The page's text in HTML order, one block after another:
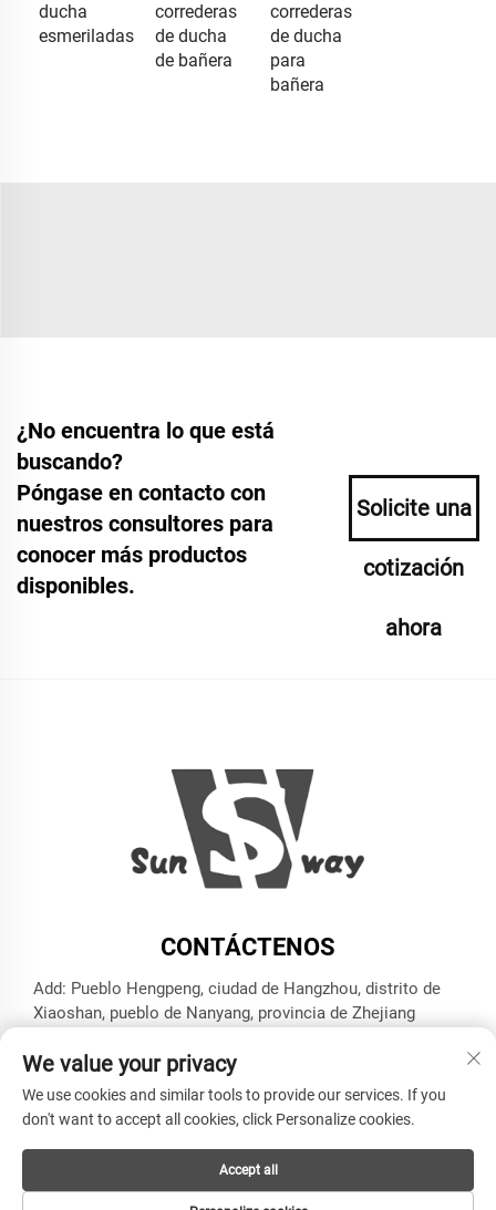
ducha
esmeriladas
correderas
de ducha
de bañera
correderas
de ducha
para
bañera
¿No encuentra lo que está
buscando?
Póngase en contacto con
nuestros consultores para
conocer más productos
disponibles.
Solicite una
cotización
ahora
CONTÁCTENOS
Add: Pueblo Hengpeng, ciudad de Hangzhou, distrito de
Xiaoshan, pueblo de Nanyang, provincia de Zhejiang
Correo electrónico:
[email protected]
CO.,LTD Reservados todos los derechos -
privacidad
We value your privacy
We use cookies and similar tools to provide our services. If you
don't want to accept all cookies, click Personalize cookies.
Accept all